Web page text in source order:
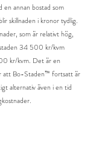
annan bostad som
skillnaden i kronor tydlig.
som är relativt hög,
34 500 kr/kvm
kr/kvm. Det är en
att Bo-Staden™ fortsatt är
alternativ även i en tid